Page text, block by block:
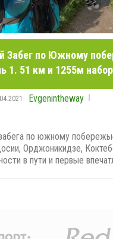
Забег по Южному
1. 51 км и 1255м
Evgenintheway
по южному
Орджоникидзе,
в пути и первые